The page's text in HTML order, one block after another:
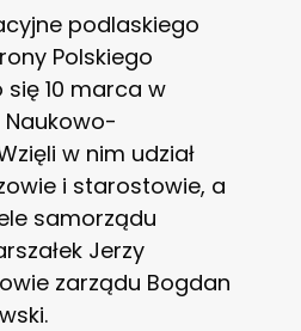
podlaskiego
Polskiego
10 marca w
Naukowo-
w nim udział
i starostowie, a
samorządu
Jerzy
zarządu Bogdan